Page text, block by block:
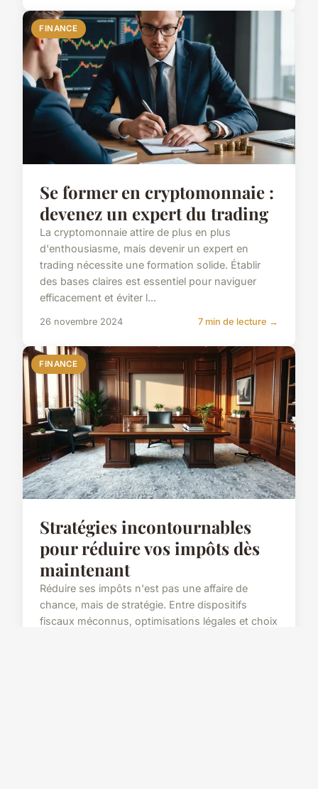
FINANCE
Se former en cryptomonnaie :
devenez un expert du trading
La cryptomonnaie attire de plus en plus
d'enthousiasme, mais devenir un expert en
trading nécessite une formation solide. Établir
des bases claires est essentiel pour naviguer
efficacement et éviter l...
26 novembre 2024 7 min de lecture →
FINANCE
Stratégies incontournables
pour réduire vos impôts dès
maintenant
Réduire ses impôts n'est pas une affaire de
chance, mais de stratégie. Entre dispositifs
fiscaux méconnus, optimisations légales et choix